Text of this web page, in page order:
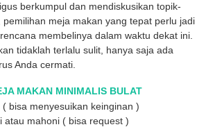
berkumpul dan mendiskusikan topik-
meja makan yang tepat perlu jadi
membelinya dalam waktu dekat ini.
tidaklah terlalu sulit, hanya saja ada
Anda cermati.
MAKAN MINIMALIS BULAT
bisa menyesuikan keinginan )
atau mahoni ( bisa request )